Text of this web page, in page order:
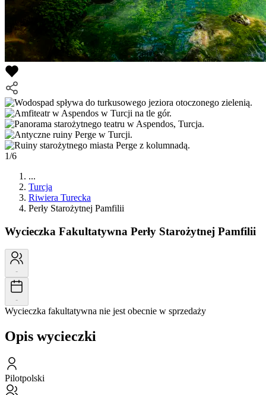
1/6
...
Turcja
Riwiera Turecka
Perły Starożytnej Pamfilii
Wycieczka Fakultatywna Perły Starożytnej Pamfilii
-
-
Wycieczka fakultatywna nie jest obecnie w sprzedaży
Opis wycieczki
Pilotpolski